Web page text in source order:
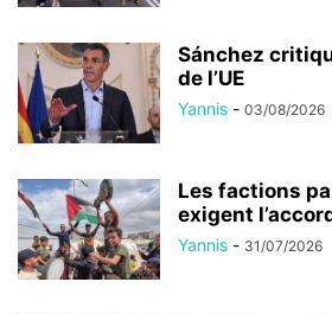
Sánchez
de l’UE
Yannis - 03/08/2026
Les factions
exigent
Yannis - 31/07/2026